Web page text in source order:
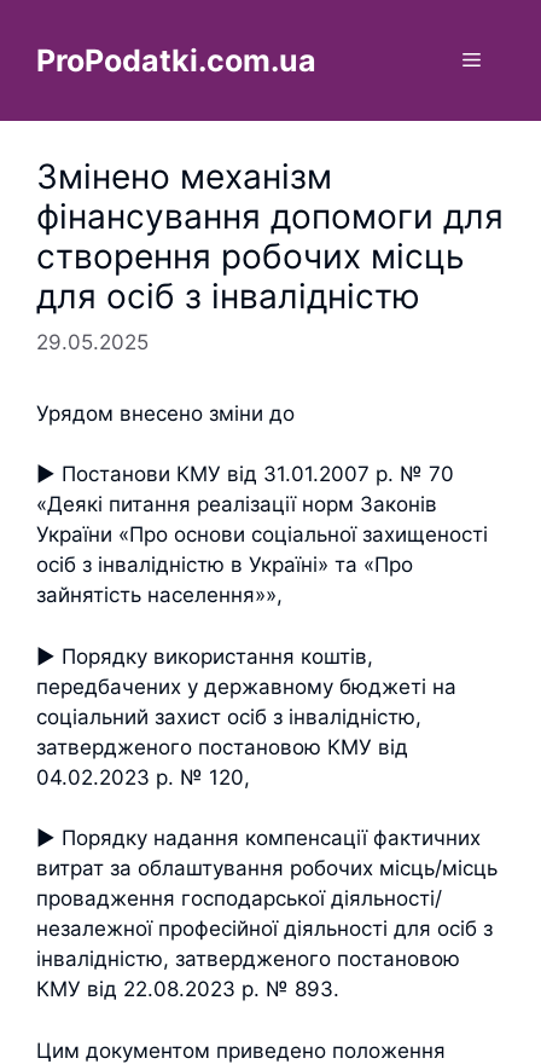
вмістуProPodatki.com.ua Меню
Змінено механізм
фінансування допомоги для
створення робочих місць
для осіб з інвалідністю
29.05.2025
Урядом внесено зміни до
► Постанови КМУ від 31.01.2007 р. № 70
«Деякі питання реалізації норм Законів
України «Про основи соціальної захищеності
осіб з інвалідністю в Україні» та «Про
зайнятість населення»»,
► Порядку використання коштів,
передбачених у державному бюджеті на
соціальний захист осіб з інвалідністю,
затвердженого постановою КМУ від
04.02.2023 р. № 120,
► Порядку надання компенсації фактичних
витрат за облаштування робочих місць/місць
провадження господарської діяльності/
незалежної професійної діяльності для осіб з
інвалідністю, затвердженого постановою
КМУ від 22.08.2023 р. № 893.
Цим документом приведено положення